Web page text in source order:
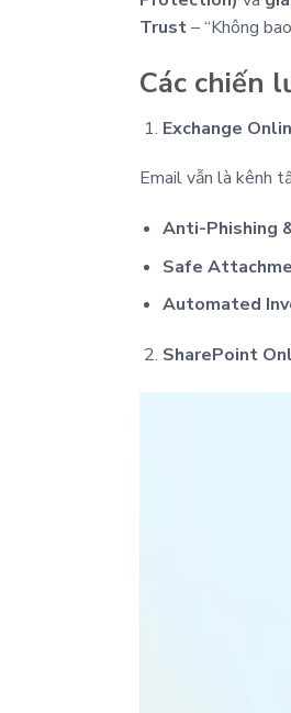
Trust– “Không
Các chiến
Exchange
Email vẫn là kênh
Anti-Phishing
Safe
Automated
SharePoint